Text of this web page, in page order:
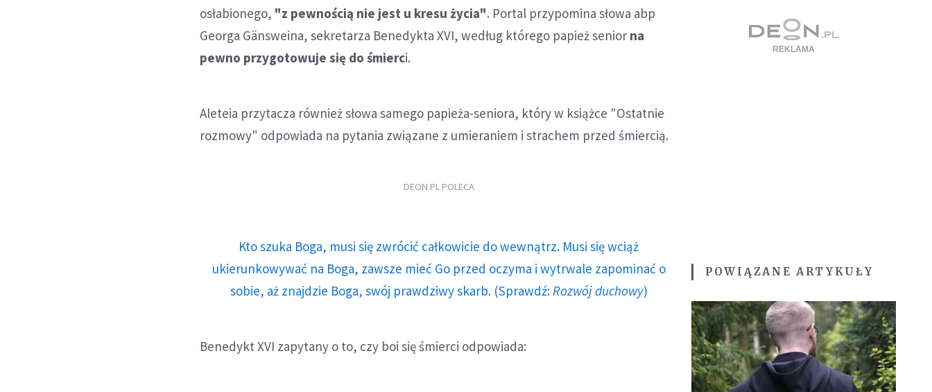
osłabionego, "z pewnością nie jest u kresu życia". Portal przypomina słowa abp
Georga Gänsweina, sekretarza Benedykta XVI, według którego papież senior na
pewno przygotowuje się do śmierci.
Aleteia przytacza również słowa samego papieża-seniora, który w książce "Ostatnie
rozmowy" odpowiada na pytania związane z umieraniem i strachem przed śmiercią.
DEON.PL POLECA
Kto szuka Boga, musi się zwrócić całkowicie do wewnątrz. Musi się wciąż
ukierunkowywać na Boga, zawsze mieć Go przed oczyma i wytrwale zapominać o
sobie, aż znajdzie Boga, swój prawdziwy skarb. (Sprawdź: Rozwój duchowy)
Benedykt XVI zapytany o to, czy boi się śmierci odpowiada:
POWIĄZANE ARTYKUŁY